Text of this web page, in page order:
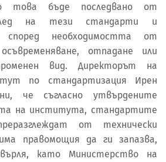
това бъде последвано от
на тези стандарти и
според необходимостта от
отпадане или
вид. Директорът на
по стандартизация Ирен
че съгласно утвърдените
на института, стандартите
от технически
правомощия да ги запазва,
като Министерство на